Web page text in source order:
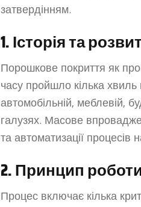
затвердінням.
1. Історія та
Порошкове покриття як
часу пройшло кілька хвиль
автомобільній, меблевій,
галузях. Масове
та автоматизації процесів
2. Принцип
Процес включає кілька